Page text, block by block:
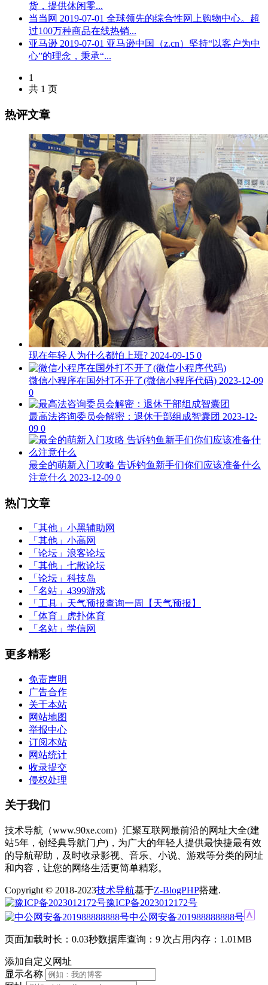
货，提供休闲零...
当当网 2019-07-01 全球领先的综合性网上购物中心。超
过100万种商品在线热销...
亚马逊 2019-07-01 亚马逊中国（z.cn）坚持“以客户为中
心”的理念，秉承“...
1
共 1 页
热评文章
现在年轻人为什么都怕上班? 2024-09-15 0
微信小程序在国外打不开了(微信小程序代码) 2023-12-09
0
最高法咨询委员会解密：退休干部组成智囊团 2023-12-
09 0
最全的萌新入门攻略 告诉钓鱼新手们你们应该准备什么
注意什么 2023-12-09 0
热门文章
「其他」 小黑辅助网
「其他」 小高网
「论坛」 浪客论坛
「其他」 七散论坛
「论坛」 科技岛
「名站」 4399游戏
「工具」 天气预报查询一周【天气预报】
「体育」
虎扑体育
「名站」 学信网
更多精彩
免责声明
广告合作
关于本站
网站地图
举报中心
订阅本站
网站统计
收录提交
侵权处理
关于我们
技术导航（www.90xe.com）汇聚互联网最前沿的网址大全(建
站5年，创经典导航门户)，为广大的年轻人提供最快捷最有效
的导航帮助，及时收录影视、音乐、小说、游戏等分类的网址
和内容，让您的网络生活更简单精彩。
Copyright © 2018-2023技术导航基于Z-BlogPHP搭建.
豫ICP备2023012172号
中公网安备201988888888号
页面加载时长：0.03秒数据库查询：9 次占用内存：1.01MB
添加自定义网址
显示名称